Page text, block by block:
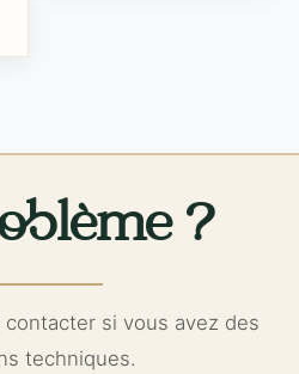
?
contacter si vous avez des
techniques.